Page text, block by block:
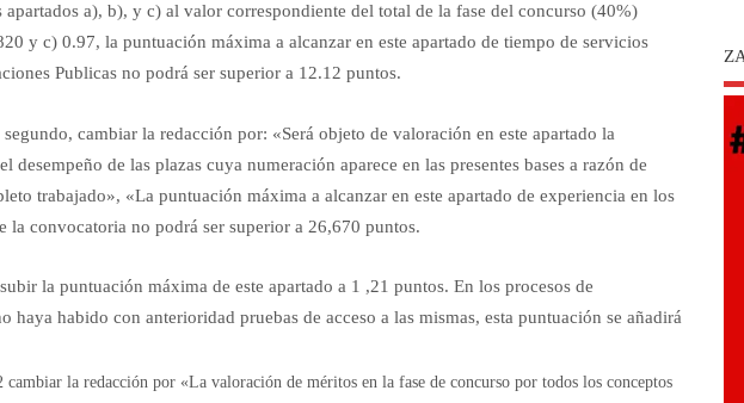
apartados a), b), y c) al valor correspondiente del total de la fase del concurso (40%)
y c) 0.97, la puntuación máxima a alcanzar en este apartado de tiempo de servicios
Publicas no podrá ser superior a 12.12 puntos.
cambiar la redacción por: «Será objeto de valoración en este apartado la
desempeño de las plazas cuya numeración aparece en las presentes bases a razón de
trabajado», «La puntuación máxima a alcanzar en este apartado de experiencia en los
la convocatoria no podrá ser superior a 26,670 puntos.
la puntuación máxima de este apartado a 1 ,21 puntos. En los procesos de
haya habido con anterioridad pruebas de acceso a las mismas, esta puntuación se añadirá
la redacción por «La valoración de méritos en la fase de concurso por todos los conceptos